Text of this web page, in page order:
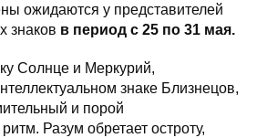
ожидаются у представителей
знаков в период с 25 по 31 мая.
Солнце и Меркурий,
знаке Близнецов,
и порой
Разум обретает остроту,